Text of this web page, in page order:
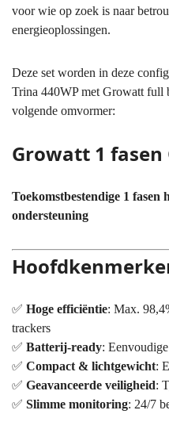
voor wie op zoek is naar
energieoplossingen.
Deze set worden in deze
Trina 440WP met Growatt full
volgende omvormer:
Growatt 1
Toekomstbestendige 1
ondersteuning
✅ Hoge efficiëntie: Max.
trackers
✅ Batterij-ready:
✅ Compact & lichtgewicht:
✅ Geavanceerde veiligheid:
✅ Slimme monitoring: 24/7